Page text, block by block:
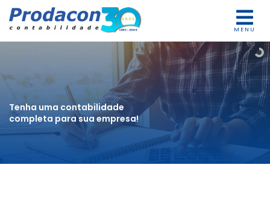
MENU
Tenha uma contabilidade
completa para sua empresa!